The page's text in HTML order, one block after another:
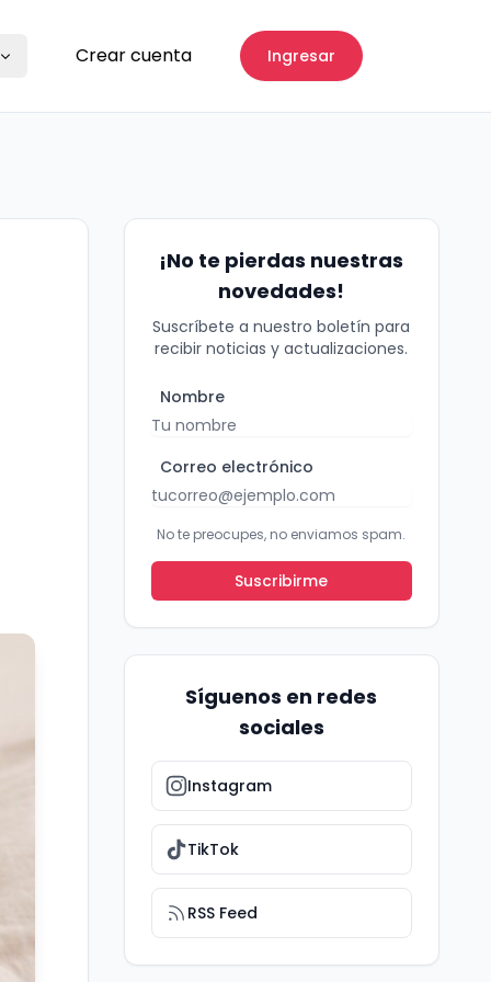
Crear cuenta Ingresar
¡No te pierdas nuestras
novedades!
Suscríbete a nuestro boletín para
recibir noticias y actualizaciones.
Nombre
Correo electrónico
No te preocupes, no enviamos spam.
Suscribirme
Síguenos en redes
sociales
Instagram
TikTok
RSS Feed